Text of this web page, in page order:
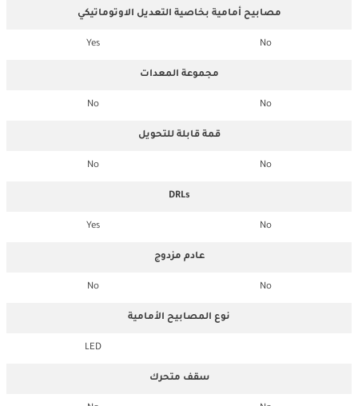
مصابيح أمامية بخاصية التعديل الاوتوماتيكي
No
Yes
مجموعة المعدات
No
No
قمة قابلة للتحويل
No
No
DRLs
No
Yes
عادم مزدوج
No
No
نوع المصابيح الأمامية
LED
سقف متحرك